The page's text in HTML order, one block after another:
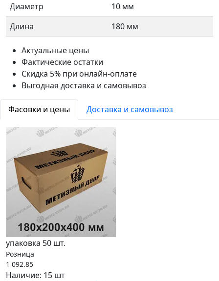
Диаметр
10 мм
Длина
180 мм
Актуальные цены
Фактические остатки
Скидка 5% при онлайн-оплате
Выгодная доставка и самовывоз
Фасовки и цены Доставка и самовывоз
упаковка 50 шт.
Розница
1 092.85
Наличие: 15 шт